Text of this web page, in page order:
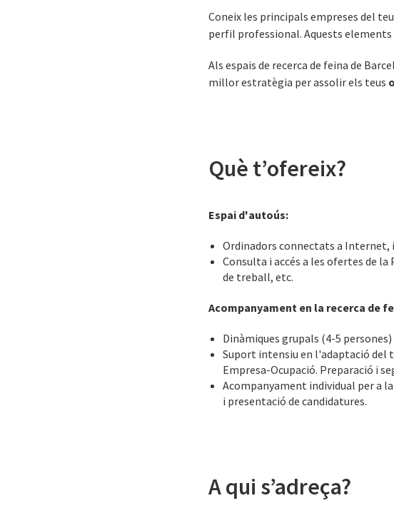
Coneix les principals empreses del
perfil professional. Aquests elements
Als espais de recerca de feina de
millor estratègia per assolir els teus
Què t’ofereix?
Espai d'autoús:
Ordinadors connectats a Internet,
Consulta i accés a les ofertes de
de treball, etc.
Acompanyament en la recerca de
Dinàmiques grupals (4-5 persones)
Suport intensiu en l'adaptació del
Empresa-Ocupació. Preparació i
Acompanyament individual per a
i presentació de candidatures.
A qui s’adreça?